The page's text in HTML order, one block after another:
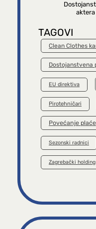
TAGOVI
Clean Clothes
Dostojanstvena
EU direktiva
Pirotehničari
Povećanje plaće
Sezonski radnici
Zagrebački holding